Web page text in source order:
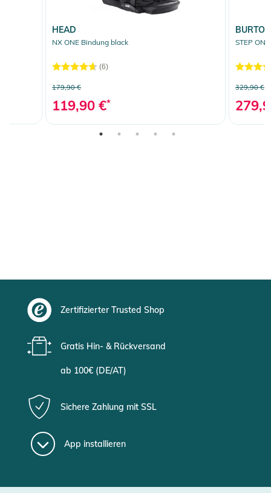
HEAD
NX ONE Bindung black
(6)
179,90 €
119,90 €*
BURTON
STEP ON
329,90 €
Zertifizierter Trusted Shop
Gratis Hin- & Rückversand
ab 100€ (DE/AT)
Sichere Zahlung mit SSL
App installieren